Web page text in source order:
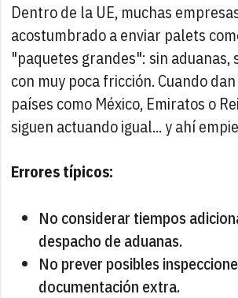
Dentro de la UE, muchas
acostumbrado a enviar palets
"paquetes grandes": sin aduanas,
con muy poca fricción. Cuando
países como México, Emiratos o
siguen actuando igual... y ahí
Errores típicos:
No considerar tiempos
despacho de aduanas.
No prever posibles
documentación extra.